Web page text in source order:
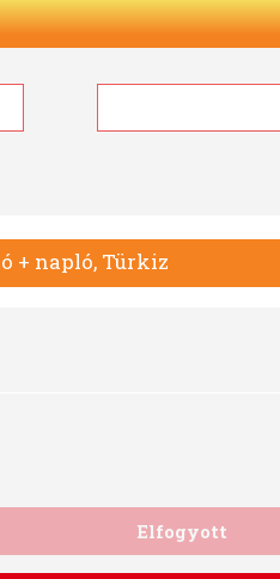
+ napló, Türkiz
Elfogyott